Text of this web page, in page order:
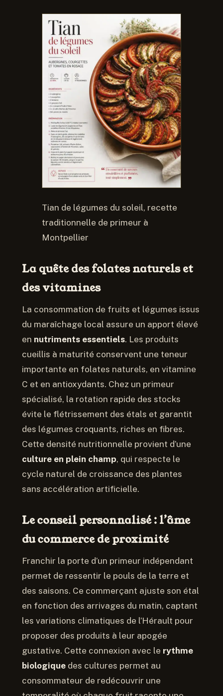
Tian de légumes du soleil, recette
traditionnelle de primeur à
Montpellier
La quête des folates naturels et
des vitamines
La consommation de fruits et légumes issus
du maraîchage local assure un apport élevé
en nutriments essentiels. Les produits
cueillis à maturité conservent une teneur
importante en folates naturels, en vitamine
C et en antioxydants. Chez un primeur
spécialisé, la rotation rapide des stocks
évite le flétrissement des étals et garantit
des légumes croquants, riches en fibres.
Cette densité nutritionnelle provient d’une
culture en plein champ, qui respecte le
cycle naturel de croissance des plantes
sans accélération artificielle.
Le conseil personnalisé : l’âme
du commerce de proximité
Franchir la porte d’un primeur indépendant
permet de ressentir le pouls de la terre et
des saisons. Ce commerçant ajuste son étal
en fonction des arrivages du matin, captant
les variations climatiques de l’Hérault pour
proposer des produits à leur apogée
gustative. Cette connexion avec le rythme
biologique des cultures permet au
consommateur de redécouvrir une